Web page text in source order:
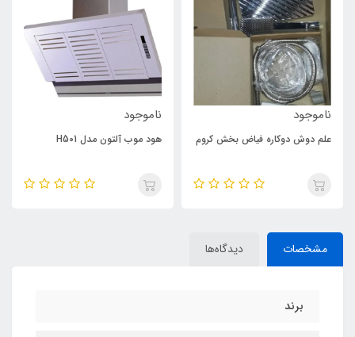
ناموجود
علم دوش دوکاره فیاض بخش کروم
ناموجود
هود موب آلتون مدل H501
مشخصات دیدگاه‌ها
برند